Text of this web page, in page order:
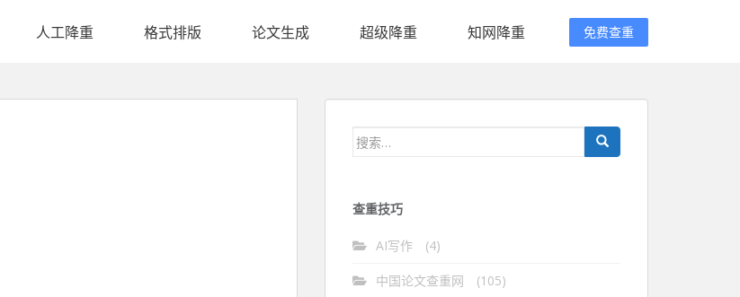
人工降重 格式排版 论文生成 超级降重 知网降重 免费查重
搜
查重技巧
AI写作 (4)
中国论文查重网 (105)